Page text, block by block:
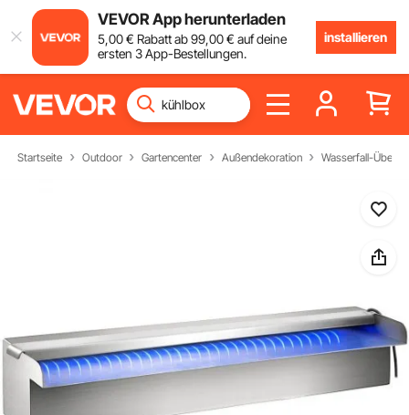
VEVOR App herunterladen
5,00€ Rabatt ab99,00€ auf deine
ersten 3 App-Bestellungen.
installieren
Startseite Outdoor Gartencenter Außendekoration Wasserfall-